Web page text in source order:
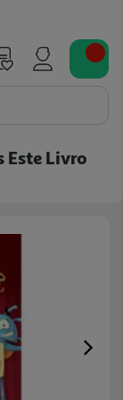
Este Livro